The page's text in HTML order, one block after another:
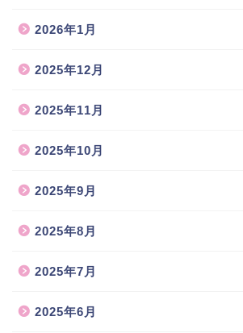
2026年1月
2025年12月
2025年11月
2025年10月
2025年9月
2025年8月
2025年7月
2025年6月